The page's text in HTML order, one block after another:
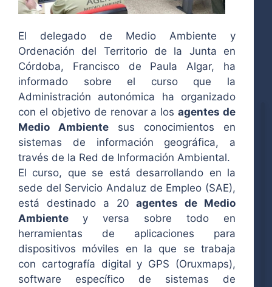
El delegado de Medio Ambiente y
Ordenación del Territorio de la Junta en
Córdoba, Francisco de Paula Algar, ha
informado sobre el curso que la
Administración autonómica ha organizado
con el objetivo de renovar a losagentes de
Medio Ambiente sus conocimientos en
sistemas de información geográfica, a
través de la Red de Información Ambiental.
El curso, que se está desarrollando en la
sede del Servicio Andaluz de Empleo (SAE),
está destinado a 20agentes de Medio
Ambiente y versa sobre todo en
herramientas de aplicaciones para
dispositivos móviles en la que se trabaja
con cartografía digital y GPS (Oruxmaps),
software específico de sistemas de